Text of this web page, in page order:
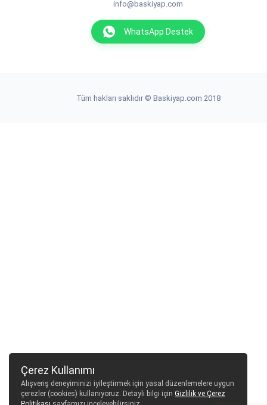
info@baskiyap.com
WhatsApp Destek
Tüm hakları saklıdır © Baskiyap.com 2018
Çerez Kullanımı
Alışveriş deneyiminizi iyileştirmek için yasal düzenlemelere uygun
çerezler (cookies) kullanıyoruz. Detaylı bilgi için Gizlilik ve Çerez